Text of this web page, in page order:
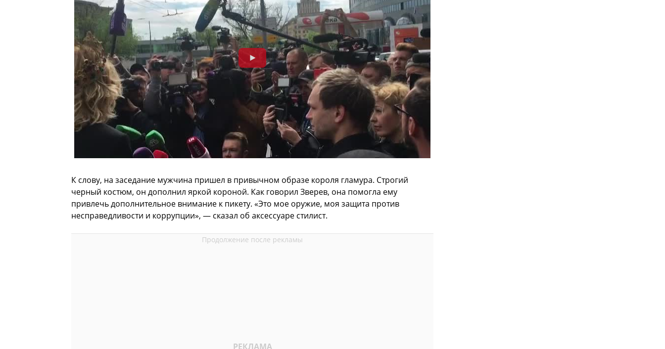
К слову, на заседание мужчина пришел в привычном образе короля гламура. Строгий
черный костюм, он дополнил яркой короной. Как говорил Зверев, она помогла ему
привлечь дополнительное внимание к пикету. «Это мое оружие, моя защита против
несправедливости и коррупции», — сказал об аксессуаре стилист.